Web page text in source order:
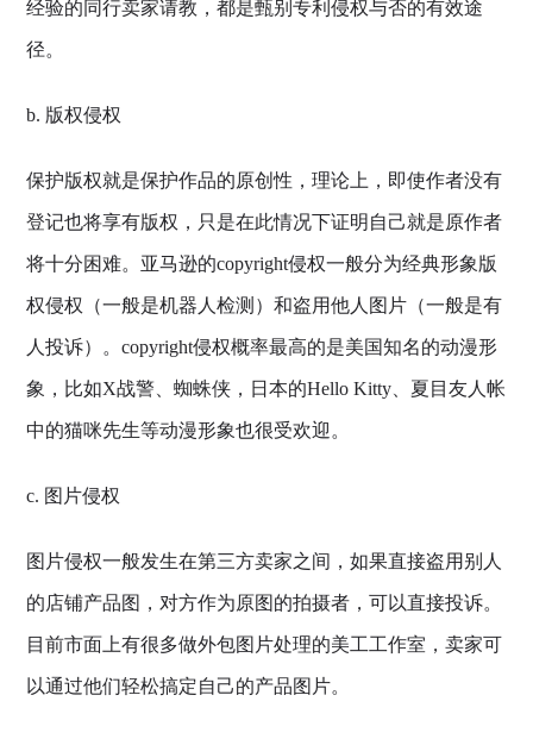
经验的同行卖家请教，都是甄别专利侵权与否的有效途
径。
b. 版权侵权
保护版权就是保护作品的原创性，理论上，即使作者没有
登记也将享有版权，只是在此情况下证明自己就是原作者
将十分困难。亚马逊的copyright侵权一般分为经典形象版
权侵权（一般是机器人检测）和盗用他人图片（一般是有
人投诉）。copyright侵权概率最高的是美国知名的动漫形
象，比如X战警、蜘蛛侠，日本的Hello Kitty、夏目友人帐
中的猫咪先生等动漫形象也很受欢迎。
c. 图片侵权
图片侵权一般发生在第三方卖家之间，如果直接盗用别人
的店铺产品图，对方作为原图的拍摄者，可以直接投诉。
目前市面上有很多做外包图片处理的美工工作室，卖家可
以通过他们轻松搞定自己的产品图片。